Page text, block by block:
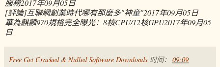
服務2017年09月05日
[評論]互聯網創業時代哪有那麼多"神童"2017年09月05日
華為麒麟970規格完全曝光：8核CPU/12核GPU2017年09月05
日
Free Get Cracked & Nulled Software Downloads 时间： 09:09